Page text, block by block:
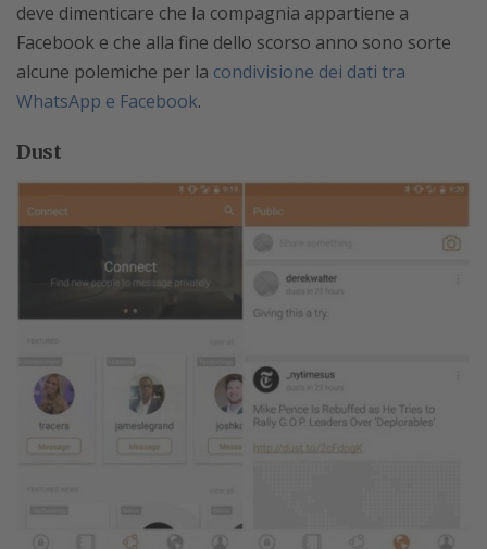
deve dimenticare che la compagnia appartiene a
Facebook e che alla fine dello scorso anno sono sorte
alcune polemiche per la condivisione dei dati tra
WhatsApp e Facebook.
Dust